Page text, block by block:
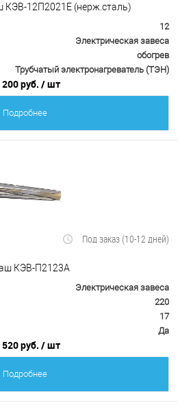
КЭВ-12П2021Е (нерж.сталь)
12
Электрическая завеса
обогрев
Трубчатый электронагреватель (ТЭН)
руб. / шт
Подробнее
Под заказ (10-12 дней)
КЭВ-П2123A
Электрическая завеса
220
17
Да
руб. / шт
Подробнее